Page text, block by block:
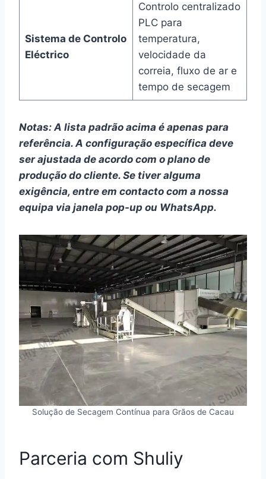
Sistema de Controlo
Eléctrico
Controlo centralizado
PLC para
temperatura,
velocidade da
correia, fluxo de ar e
tempo de secagem
Notas:A lista padrão acima é apenas para
referência. A configuração específica deve
ser ajustada de acordo com o plano de
produção do cliente. Se tiver alguma
exigência, entre em contacto com a nossa
equipa via janela pop-up ou WhatsApp.
Solução de Secagem Contínua para Grãos de Cacau
Parceria com Shuliy